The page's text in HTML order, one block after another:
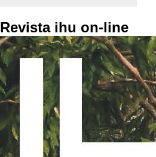
Revista ihu on-line